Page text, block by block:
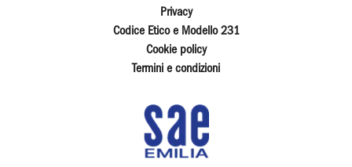
Privacy
Codice Etico e Modello 231
Cookie policy
Termini e condizioni